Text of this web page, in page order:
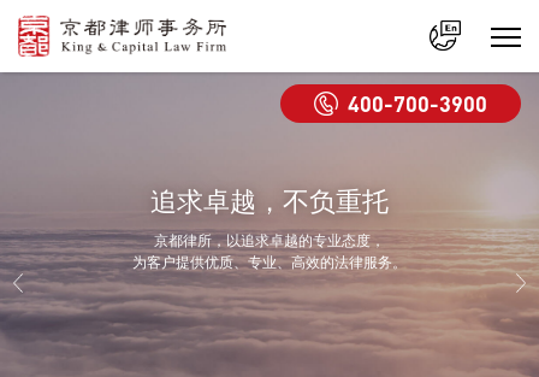
中文 400-700-3900
追求卓越，不负重托
京都律所，以追求卓越的专业态度，
为客户提供优质、专业、高效的法律服务。